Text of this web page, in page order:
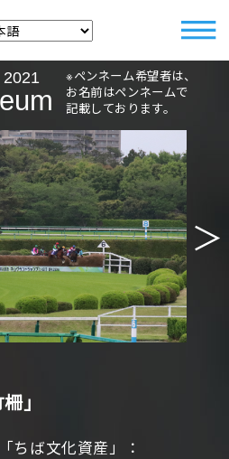
※ペンネーム希望者は、
お名前はペンネームで
記載しております。
＞
」
ちば文化資産」：